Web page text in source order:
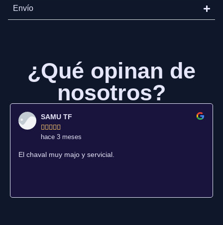
Envío
¿Qué opinan de
nosotros?
SAMU TF
    
hace 3 meses
El chaval muy majo y servicial.